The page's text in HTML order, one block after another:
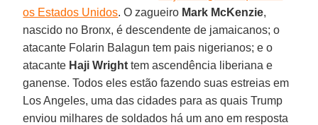
os Estados Unidos. O zagueiro Mark McKenzie,
nascido no Bronx, é descendente de jamaicanos; o
atacante Folarin Balagun tem pais nigerianos; e o
atacante Haji Wright tem ascendência liberiana e
ganense. Todos eles estão fazendo suas estreias em
Los Angeles, uma das cidades para as quais Trump
enviou milhares de soldados há um ano em resposta